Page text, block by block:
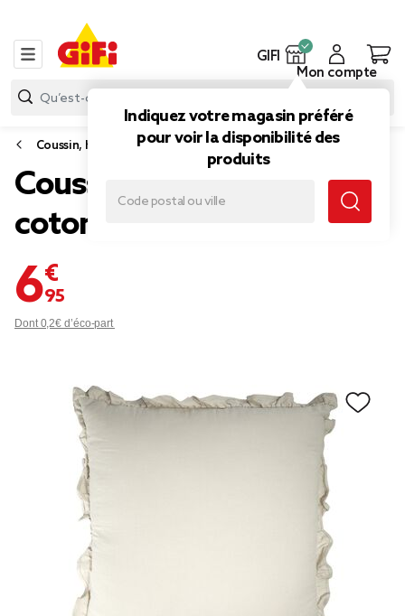
GIFI
Indiquez votre magasin préféré
pour voir la disponibilité des
produits
Mon compte
Coussin, housse de coussin et rembourrage
Coussin carré avec volants
coton lavé beige 45x45cm
6,95 €
Dont 0,2€ d’éco-part